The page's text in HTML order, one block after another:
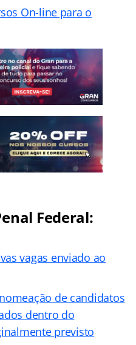
On-line para o
Federal:
vagas enviado ao
de candidatos
dentro do
previsto